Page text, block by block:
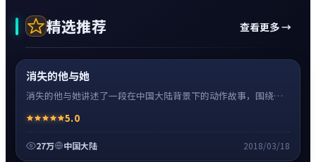
精选推荐 查看更多 →
超清4K
动作
消失的他与她
消失的他与她讲述了一段在中国大陆背景下的动作故事，围绕张
凑、情绪克制。
5.0
27万 中国大陆 2018/03/18